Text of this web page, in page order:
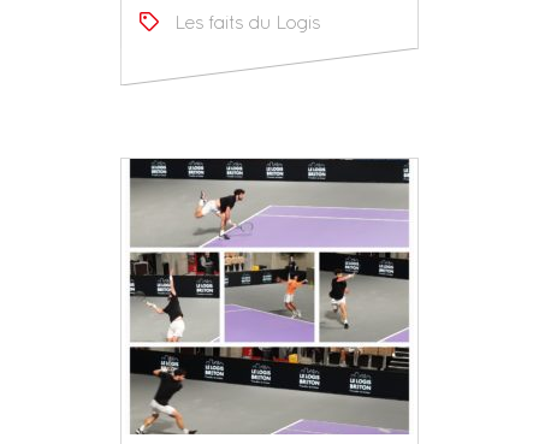
Les faits du Logis